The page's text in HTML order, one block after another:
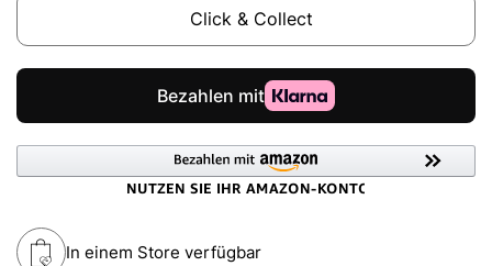
Click & Collect
In einem Store verfügbar